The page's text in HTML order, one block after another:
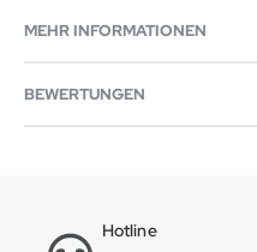
MEHR INFORMATIONEN
BEWERTUNGEN
Hotline